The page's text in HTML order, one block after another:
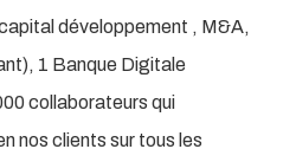
développement , M&A,
, 1 Banque Digitale
collaborateurs qui
nos clients sur tous les